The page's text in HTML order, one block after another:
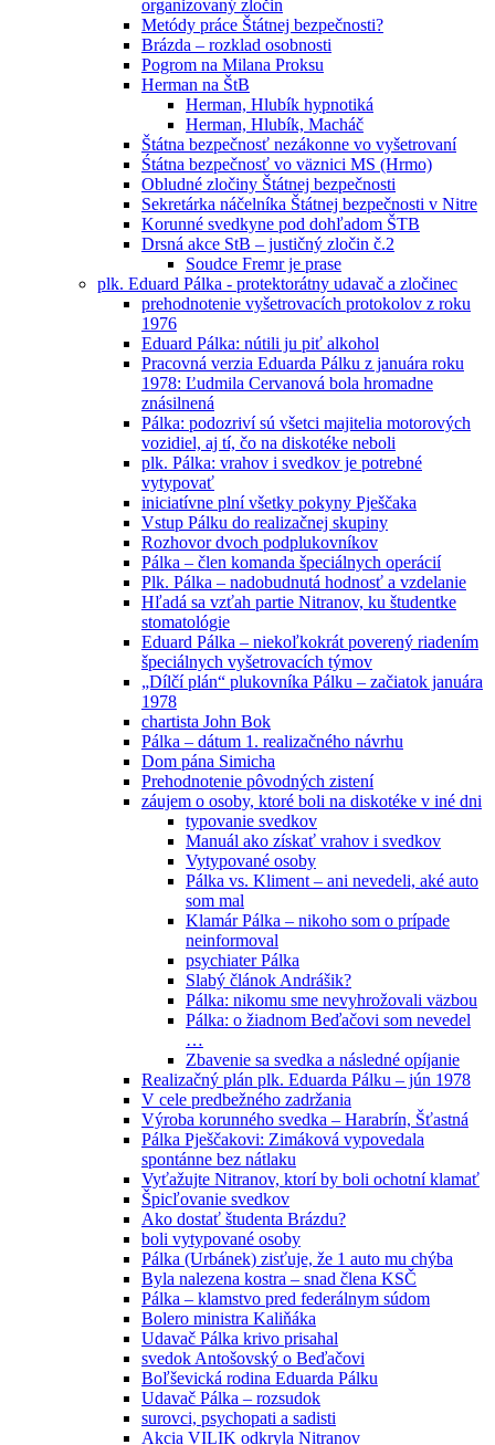
organizovaný zločin
Metódy práce Štátnej bezpečnosti?
Brázda – rozklad osobnosti
Pogrom na Milana Proksu
Herman na ŠtB
Herman, Hlubík hypnotiká
Herman, Hlubík, Macháč
Štátna bezpečnosť nezákonne vo vyšetrovaní
Śtátna bezpečnosť vo väznici MS (Hrmo)
Obludné zločiny Štátnej bezpečnosti
Sekretárka náčelníka Štátnej bezpečnosti v Nitre
Korunné svedkyne pod dohľadom ŠTB
Drsná akce StB – justičný zločin č.2
Soudce Fremr je prase
plk. Eduard Pálka - protektorátny udavač a zločinec
prehodnotenie vyšetrovacích protokolov z roku
1976
Eduard Pálka: nútili ju piť alkohol
Pracovná verzia Eduarda Pálku z januára roku
1978: Ľudmila Cervanová bola hromadne
znásilnená
Pálka: podozriví sú všetci majitelia motorových
vozidiel, aj tí, čo na diskotéke neboli
plk. Pálka: vrahov i svedkov je potrebné
vytypovať
iniciatívne plní všetky pokyny Pješčaka
Vstup Pálku do realizačnej skupiny
Rozhovor dvoch podplukovníkov
Pálka – člen komanda špeciálnych operácií
Plk. Pálka – nadobudnutá hodnosť a vzdelanie
Hľadá sa vzťah partie Nitranov, ku študentke
stomatológie
Eduard Pálka – niekoľkokrát poverený riadením
špeciálnych vyšetrovacích týmov
„Dílčí plán“ plukovníka Pálku – začiatok januára
1978
chartista John Bok
Pálka – dátum 1. realizačného návrhu
Dom pána Simicha
Prehodnotenie pôvodných zistení
záujem o osoby, ktoré boli na diskotéke v iné dni
typovanie svedkov
Manuál ako získať vrahov i svedkov
Vytypované osoby
Pálka vs. Kliment – ani nevedeli, aké auto
som mal
Klamár Pálka – nikoho som o prípade
neinformoval
psychiater Pálka
Slabý článok Andrášik?
Pálka: nikomu sme nevyhrožovali väzbou
Pálka: o žiadnom Beďačovi som nevedel
…
Zbavenie sa svedka a následné opíjanie
Realizačný plán plk. Eduarda Pálku – jún 1978
V cele predbežného zadržania
Výroba korunného svedka – Harabrín, Šťastná
Pálka Pješčakovi: Zimáková vypovedala
spontánne bez nátlaku
Vyťažujte Nitranov, ktorí by boli ochotní klamať
Špicľovanie svedkov
Ako dostať študenta Brázdu?
boli vytypované osoby
Pálka (Urbánek) zisťuje, že 1 auto mu chýba
Byla nalezena kostra – snad člena KSČ
Pálka – klamstvo pred federálnym súdom
Bolero ministra Kaliňáka
Udavač Pálka krivo prisahal
svedok Antošovský o Beďačovi
Boľševická rodina Eduarda Pálku
Udavač Pálka – rozsudok
surovci, psychopati a sadisti
Akcia VILIK odkryla Nitranov